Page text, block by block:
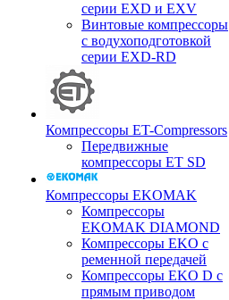
серии EXD и EXV
Винтовые компрессоры
с водухоподготовкой
серии EXD-RD
Компрессоры ET-Compressors
Передвижные
компрессоры ET SD
Компрессоры EKOMAK
Компрессоры
EKOMAK DIAMOND
Компрессоры EKO c
ременной передачей
Компрессоры EKO D с
прямым приводом